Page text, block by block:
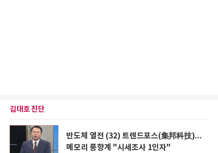
김대호 진단
반도체 열전 (32) 트렌드포스(集邦科技)...
메모리 풍향계 "시세조사 1인자"